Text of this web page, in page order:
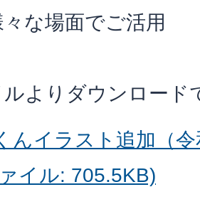
な場面でご活用
よりダウンロード
んイラスト追加（
イル: 705.5KB)